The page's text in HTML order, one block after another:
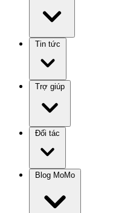
Tin tức
Trợ giúp
Đối tác
Blog MoMo